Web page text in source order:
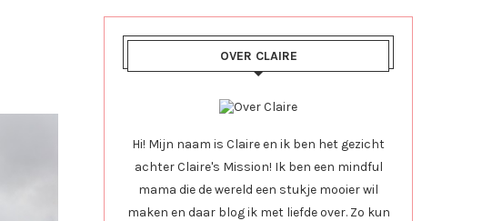
OVER CLAIRE
Hi! Mijn naam is Claire en ik ben het gezicht
achter Claire's Mission! Ik ben een mindful
mama die de wereld een stukje mooier wil
maken en daar blog ik met liefde over. Zo kun